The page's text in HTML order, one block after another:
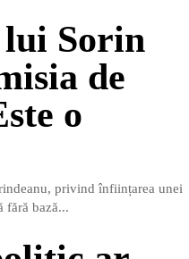
lui Sorin
de
o
privind înființarea unei
fără bază...